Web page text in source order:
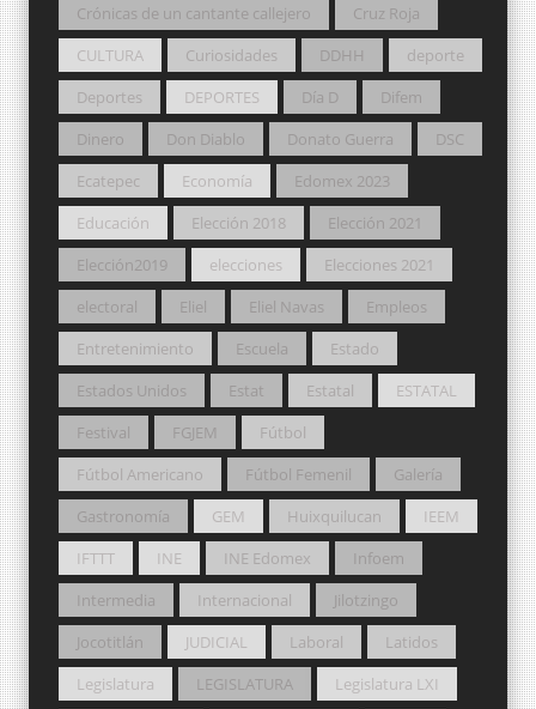
Crónicas de un cantante callejero
Cruz Roja
CULTURA
Curiosidades DDHH
deporte
Deportes
DEPORTES Día D
Difem
Dinero
Don Diablo Donato Guerra
DSC
Ecatepec
Economía
Edomex 2023
Educación
Elección 2018
Elección 2021
Elección2019
elecciones
Elecciones 2021
electoral
Eliel Eliel Navas
Empleos
Entretenimiento
Escuela
Estado
Estados Unidos
Estat Estatal
ESTATAL
Festival
FGJEM
Fútbol
Fútbol Americano
Fútbol Femenil
Galería
Gastronomía
GEM Huixquilucan
IEEM
IFTTT
INE INE Edomex
Infoem
Intermedia
Internacional
Jilotzingo
Jocotitlán
JUDICIAL Laboral
Latidos
Legislatura
LEGISLATURA
Legislatura LXI